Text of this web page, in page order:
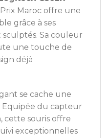
Maroc offre une
grâce à ses
Sa couleur
une touche de
déjà
se cache une
du capteur
cette souris offre
exceptionnelles